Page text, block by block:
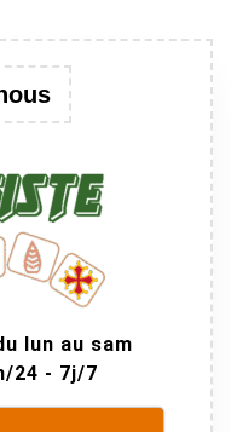
lun au sam
24 - 7j/7